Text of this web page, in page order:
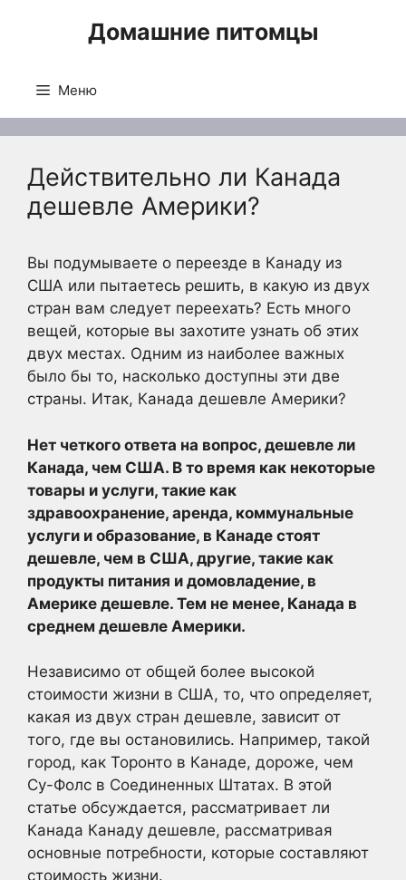
Домашние питомцы
Меню
Действительно ли Канада
дешевле Америки?
Вы подумываете о переезде в Канаду из
США или пытаетесь решить, в какую из двух
стран вам следует переехать? Есть много
вещей, которые вы захотите узнать об этих
двух местах. Одним из наиболее важных
было бы то, насколько доступны эти две
страны. Итак, Канада дешевле Америки?
Нет четкого ответа на вопрос, дешевле ли
Канада, чем США. В то время как некоторые
товары и услуги, такие как
здравоохранение, аренда, коммунальные
услуги и образование, в Канаде стоят
дешевле, чем в США, другие, такие как
продукты питания и домовладение, в
Америке дешевле. Тем не менее, Канада в
среднем дешевле Америки.
Независимо от общей более высокой
стоимости жизни в США, то, что определяет,
какая из двух стран дешевле, зависит от
того, где вы остановились. Например, такой
город, как Торонто в Канаде, дороже, чем
Су-Фолс в Соединенных Штатах. В этой
статье обсуждается, рассматривает ли
Канада Канаду дешевле, рассматривая
основные потребности, которые составляют
стоимость жизни.